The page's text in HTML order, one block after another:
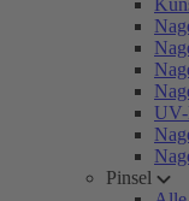
UV-
Pinsel